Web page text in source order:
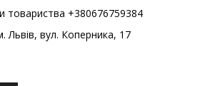
товариства +380676759384
Львів, вул. Коперника, 17